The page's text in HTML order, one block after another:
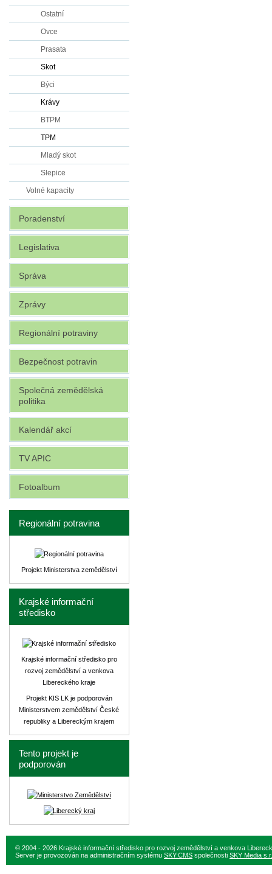
Ostatní
Ovce
Prasata
Skot
Býci
Krávy
BTPM
TPM
Mladý skot
Slepice
Volné kapacity
Poradenství
Legislativa
Správa
Zprávy
Regionální potraviny
Bezpečnost potravin
Společná zemědělská
politika
Kalendář akcí
TV APIC
Fotoalbum
Regionální potravina
Projekt Ministerstva zemědělství
Krajské informační
středisko
Krajské informační středisko pro
rozvoj zemědělství a venkova
Libereckého kraje
Projekt KIS LK je podporován
Ministerstvem zemědělství České
republiky a Libereckým krajem
Tento projekt je
podporován
© 2004 - 2026 Krajské informační středisko pro rozvoj zemědělství a venkova
Server je provozován na administračním systému SKY:CMS společnosti SKY Media